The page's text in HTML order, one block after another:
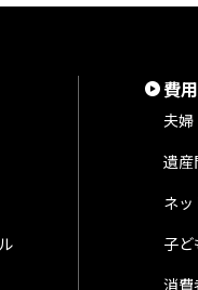
費用
夫婦
遺産
ネ
子
消費